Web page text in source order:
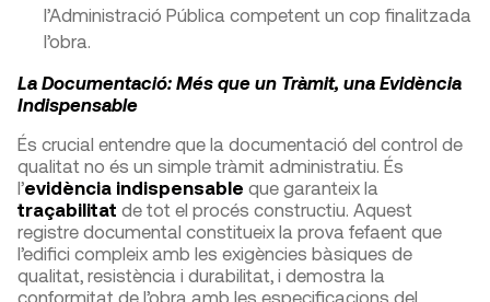
l’Administració Pública competent un cop finalitzada
l’obra.
La Documentació: Més que un Tràmit, una Evidència
Indispensable
És crucial entendre que la documentació del control de
qualitat no és un simple tràmit administratiu. És
l’evidència indispensable que garanteix la
traçabilitat de tot el procés constructiu. Aquest
registre documental constitueix la prova fefaent que
l’edifici compleix amb les exigències bàsiques de
qualitat, resistència i durabilitat, i demostra la
conformitat de l’obra amb les especificacions del